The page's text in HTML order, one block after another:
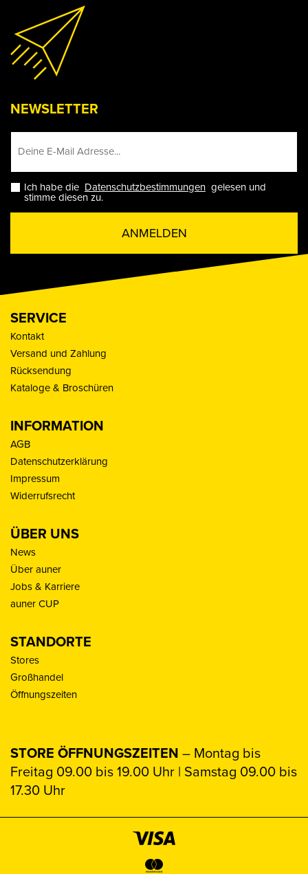
NEWSLETTER
Ich habe die Datenschutzbestimmungen gelesen und
stimme diesen zu.
ANMELDEN
SERVICE
Kontakt
Versand und Zahlung
Rücksendung
Kataloge & Broschüren
INFORMATION
AGB
Datenschutzerklärung
Impressum
Widerrufsrecht
ÜBER UNS
News
Über auner
Jobs & Karriere
auner CUP
STANDORTE
Stores
Großhandel
Öffnungszeiten
STORE ÖFFNUNGSZEITEN – Montag bis
Freitag 09.00 bis 19.00 Uhr | Samstag 09.00 bis
17.30 Uhr